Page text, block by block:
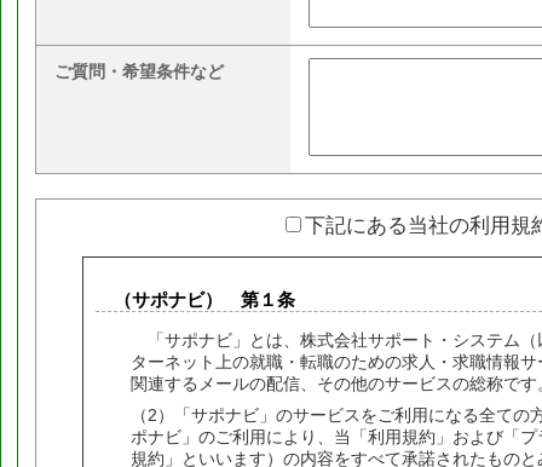
ご質問・希望条件など
下記にある当社の利用規
（サポナビ） 第１条
「サポナビ」とは、株式会社サポート・システム
ターネット上の就職・転職のための求人・求職情報
関連するメールの配信、その他のサービスの総称です
（2）「サポナビ」のサービスをご利用になる全て
ポナビ」のご利用により、当「利用規約」および「
規約」といいます）の内容をすべて承諾されたもの